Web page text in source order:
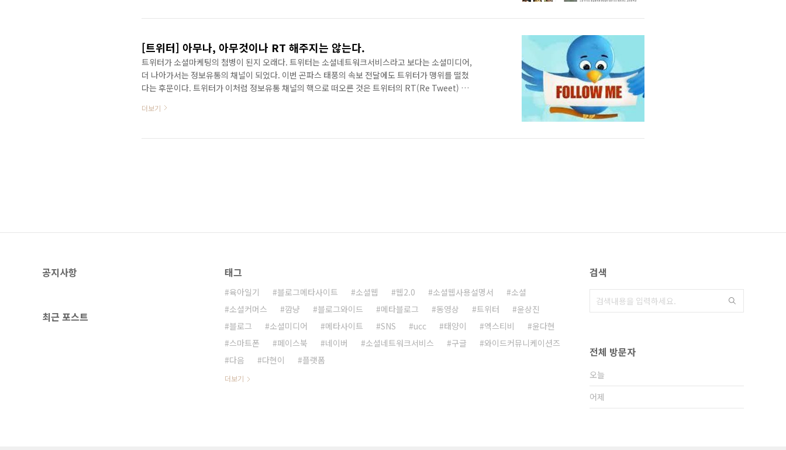
문제가 생겼다. 모두가 다음 뷰(View)에 의존할 수도 없고 검색으로 들어오는 방문자만 바라보고 있
[트위터] 아무나, 아무것이나 RT 해주지는 않는다.
트위터가 소셜마케팅의 첨병이 된지 오래다. 트위터는 소셜네트워크서비스라고 보다는 소셜미디어,
더 나아가서는 정보유통의 채널이 되었다. 이번 곤파스 태풍의 속보 전달에도 트위터가 맹위를 떨쳤
다는 후문이다. 트위터가 이처럼 정보유통 채널의 핵으로 떠오른 것은 트위터의 RT(Re Tweet) 기능
내주는 기능이다. 이와 같은 RT가 소셜 네트워크를 타고 파도타기를 하게 되면 급속하게 정보가 확산
하는 정보라면 다른 이야기이겠지만, 대부분의 사람은 친한 사람의 정보, 소식 등을 RT해주는 것이
더보기
공지사항
최근 포스트
태그
육아일기 블로그메타사이트 소셜웹 웹2.0 소셜웹사용설명서
소셜
소셜커머스
깜냥 블로그와이드 메타블로그 동영상 트위터
윤상진
블로그
소셜미디어 메타사이트 SNS ucc 태양이 엑스티비
윤다현
스마트폰
페이스북 네이버 소셜네트워크서비스 구글
와이드커뮤니케이션즈
다음
다현이 플랫폼
더보기
검색
전체 방문자
오늘
어제